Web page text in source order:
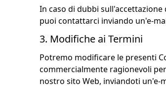
In caso di dubbi
puoi contattarci inviando un'e-
3. Modifiche ai Termini
Potremo modificare le presenti
commercialmente ragionevoli
nostro sito Web, inviandoti un'e-